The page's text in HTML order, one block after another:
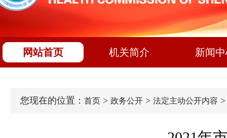
网站首页 机关简介 新闻
您现在的位置： 首页 > 政务公开 > 法定主动公开内容